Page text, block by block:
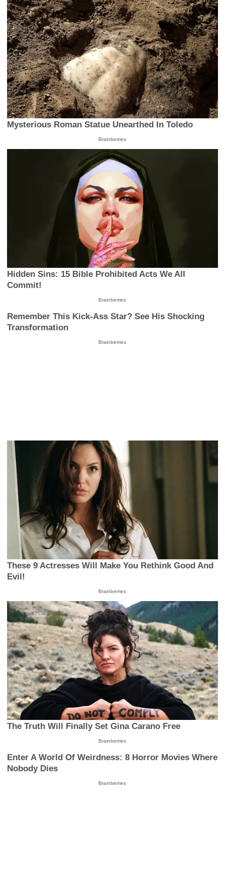
Mysterious Roman Statue Unearthed In Toledo
Brainberries
Hidden Sins: 15 Bible Prohibited Acts We All
Commit!
Brainberries
Remember This Kick-Ass Star? See His Shocking
Transformation
Brainberries
These 9 Actresses Will Make You Rethink Good And
Evil!
Brainberries
The Truth Will Finally Set Gina Carano Free
Brainberries
Enter A World Of Weirdness: 8 Horror Movies Where
Nobody Dies
Brainberries